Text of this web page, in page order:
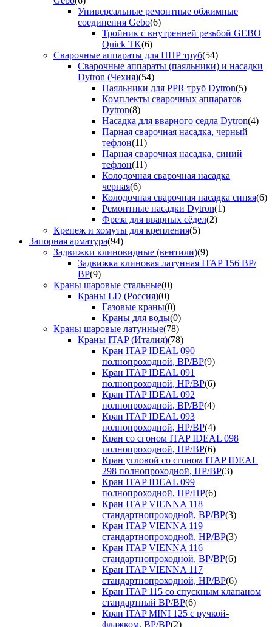
Универсальные ремонтные обжимные
соединения Gebo(6)
Тройник с внутренней резьбой GEBO
Quick TK(6)
Сварочные аппараты для ППР труб(54)
Сварочные аппараты (паяльники) и насадки
Dytron (Чехия)(54)
Паяльники для PPR труб Dytron(5)
Комплекты сварочных аппаратов
Dytron(8)
Насадка для вварного седла Dytron(4)
Парная сварочная насадка, черный
тефлон(11)
Парная сварочная насадка, синий
тефлон(11)
Колодочная сварочная насадка
черная(6)
Колодочная сварочная насадка синяя(6)
Ремонтные насадки Dytron(1)
Фреза для вварных сёдел(2)
Крепеж и хомуты для крепления(5)
Запорная арматура(94)
Задвижки клиновидные (вентили)(9)
Задвижка клиновая латунная ITAP 156 ВР/
ВР(9)
Краны шаровые стальные(0)
Краны LD (Россия)(0)
Газовые краны(0)
Краны для воды(0)
Краны шаровые латунные(78)
Краны ITAP (Италия)(78)
Кран ITAP IDEAL 090
полнопроходной, ВР/ВР(9)
Кран ITAP IDEAL 091
полнопроходной, НР/ВР(6)
Кран ITAP IDEAL 092
полнопроходной, ВР/ВР(4)
Кран ITAP IDEAL 093
полнопроходной, НР/ВР(4)
Кран со сгоном ITAP IDEAL 098
полнопроходной, НР/ВР(6)
Кран угловой со сгоном ITAP IDEAL
298 полнопроходной, НР/ВР(3)
Кран ITAP IDEAL 099
полнопроходной, НР/НР(6)
Кран ITAP VIENNA 118
стандартнопроходной, ВР/ВР(3)
Кран ITAP VIENNA 119
стандартнопроходной, НР/ВР(3)
Кран ITAP VIENNA 116
стандартнопроходной, ВР/ВР(6)
Кран ITAP VIENNA 117
стандартнопроходной, НР/ВР(6)
Кран ITAP 115 со спускным клапаном
стандартный ВР/ВР(6)
Кран ITAP MINI 125 с ручкой-
флажком, ВР/ВР(2)